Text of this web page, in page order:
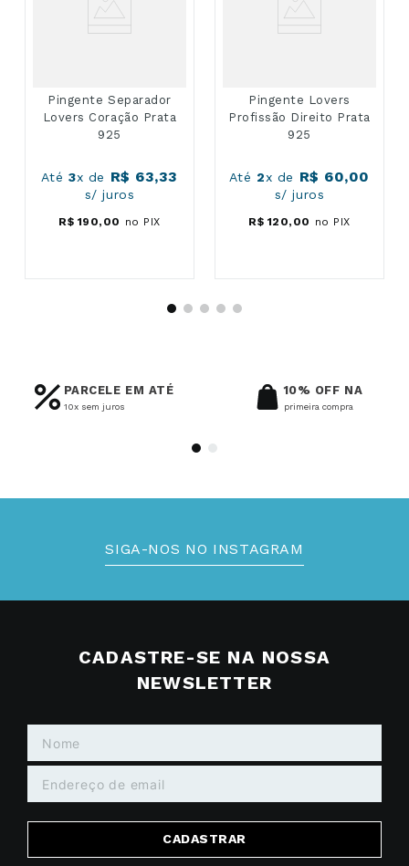
Pingente Separador
Lovers Coração Prata
925
Até3x de R$ 63,33
s/ juros
R$ 190, 00 no PIX
Pingente Lovers
Profissão Direito Prata
925
Até 2x de R$ 60,00
s/ juros
R$ 120, 00 no PIX
PARCELE EM ATÉ
10x sem juros
10% OFF NA
primeira compra
SIGA-NOS NO INSTAGRAM
CADASTRE-SE NA NOSSA
NEWSLETTER
CADASTRAR